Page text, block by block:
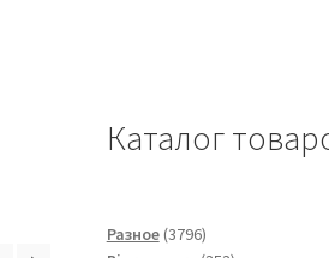
Каталог
Разное 37963796